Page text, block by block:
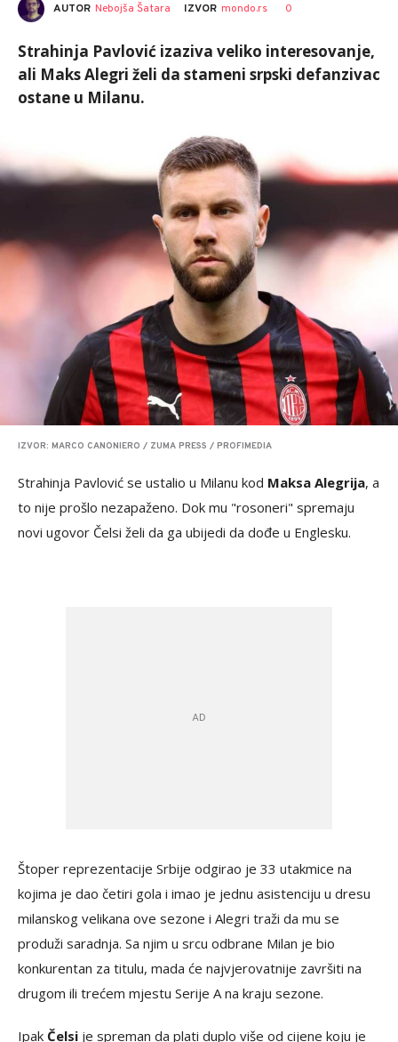
AUTOR Nebojša Šatara IZVOR mondo.rs 0
Strahinja Pavlović izaziva veliko interesovanje,
ali Maks Alegri želi da stameni srpski defanzivac
ostane u Milanu.
IZVOR: MARCO CANONIERO / ZUMA PRESS / PROFIMEDIA
Strahinja Pavlović se ustalio u Milanu kod Maksa Alegrija, a
to nije prošlo nezapaženo. Dok mu "rosoneri" spremaju
novi ugovor Čelsi želi da ga ubijedi da dođe u Englesku.
Štoper reprezentacije Srbije odgirao je 33 utakmice na
kojima je dao četiri gola i imao je jednu asistenciju u dresu
milanskog velikana ove sezone i Alegri traži da mu se
produži saradnja. Sa njim u srcu odbrane Milan je bio
konkurentan za titulu, mada će najvjerovatnije završiti na
drugom ili trećem mjestu Serije A na kraju sezone.
Ipak Čelsi je spreman da plati duplo više od cijene koju je